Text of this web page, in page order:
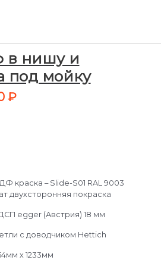
в нишу и
под мойку
₽
краска – Slide-S01 RAL 9003
двухсторонняя покраска
egger (Австрия) 18 мм
c доводчиком Hettich
х 1233мм